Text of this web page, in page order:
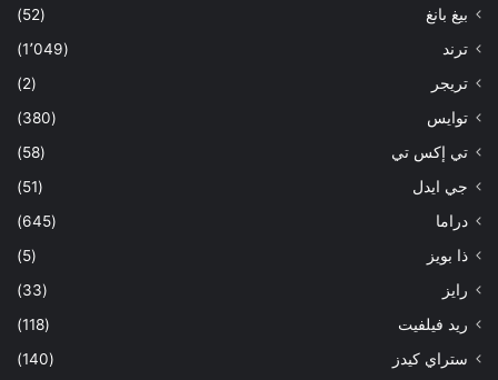
بيغ بانغ
(52)
ترند
(1٬049)
تريجر
(2)
توايس
(380)
تي إكس تي
(58)
جي ايدل
(51)
دراما
(645)
ذا بويز
(5)
رايز
(33)
ريد فيلفيت
(118)
ستراي كيدز
(140)